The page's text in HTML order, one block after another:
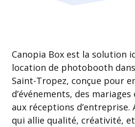
Canopia Box est la solution
location de photobooth
Saint-Tropez, conçue pour
d’événements, des
aux réceptions d’entreprise.
qui allie qualité, créativité, et